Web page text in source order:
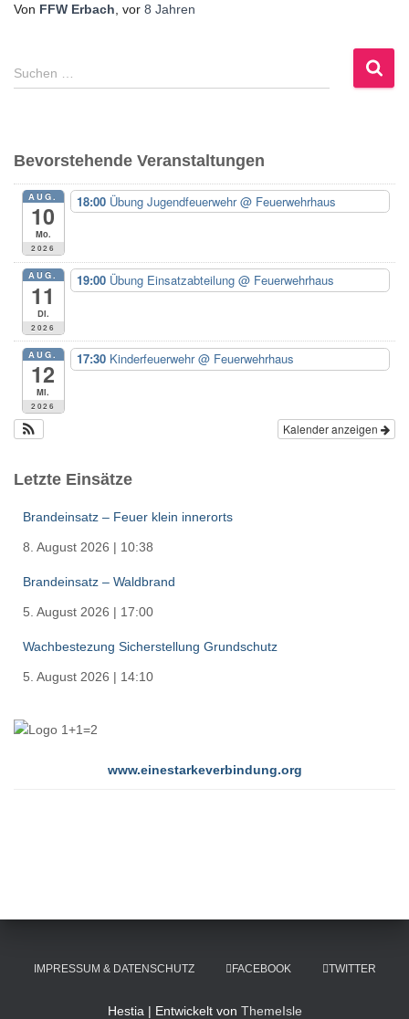
Von FFW Erbach , vor 8 Jahren
S
u
n
n
:
Suchen …
Bevorstehende Veranstaltungen
AUG.
10
Mo.
2026
18:00 Übung Jugendfeuerwehr@ Feuerwehrhaus
AUG.
11
Di.
2026
19:00 Übung Einsatzabteilung @ Feuerwehrhaus
AUG.
12
Mi.
2026
17:30 Kinderfeuerwehr@ Feuerwehrhaus
Kalender anzeigen
Letzte Einsätze
Brandeinsatz – Feuer klein innerorts
8. August 2026 | 10:38
Brandeinsatz – Waldbrand
5. August 2026 | 17:00
Wachbestezung Sicherstellung Grundschutz
5. August 2026 | 14:10
www.einestarkeverbindung.org
IMPRESSUM & DATENSCHUTZ FACEBOOK TWITTER
Hestia | Entwickelt von ThemeIsle